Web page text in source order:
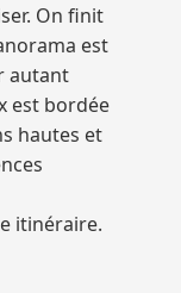
On finit
est
autant
est bordée
hautes et
itinéraire.